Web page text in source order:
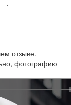
отзыве.
фотографию